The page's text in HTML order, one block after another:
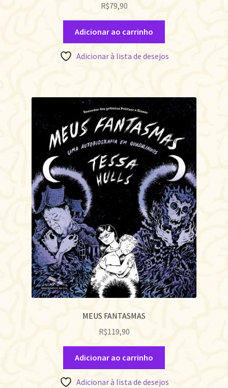
R$79,90
Adicionar ao carrinho
Adicionar à lista de desejos
MEUS FANTASMAS
R$119,90
Adicionar ao carrinho
Adicionar à lista de desejos